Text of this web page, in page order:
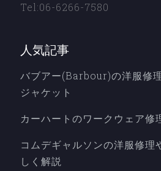
Tel:06-6266-7580
人気記事
バブアー(Barbour)の洋服修
ジャケット
カーハートのワークウェア修
コムデギャルソンの洋服修理
しく解説